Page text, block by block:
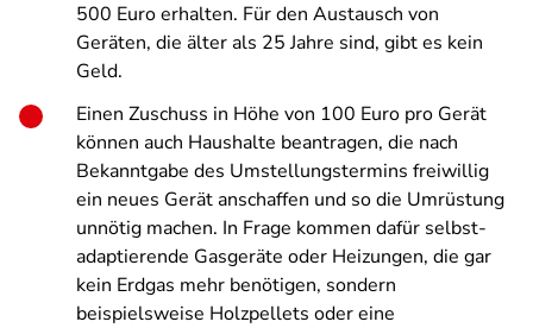
500 Euro erhalten. Für den Austausch von
Geräten, die älter als 25 Jahre sind, gibt es kein
Geld.
Einen Zuschuss in Höhe von 100 Euro pro Gerät
können auch Haushalte beantragen, die nach
Bekanntgabe des Umstellungstermins freiwillig
ein neues Gerät anschaffen und so die Umrüstung
unnötig machen. In Frage kommen dafür selbst-
adaptierende Gasgeräte oder Heizungen, die gar
kein Erdgas mehr benötigen, sondern
beispielsweise Holzpellets oder eine